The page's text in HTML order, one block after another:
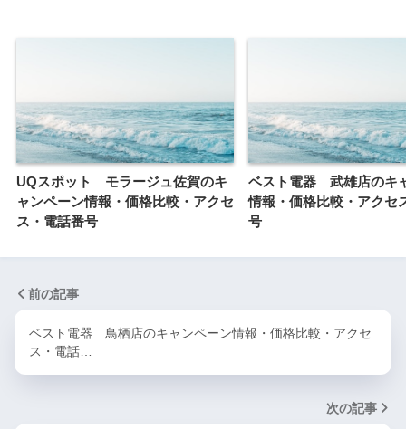
UQスポット モラージュ佐賀のキ
ャンペーン情報・価格比較・アクセ
ス・電話番号
ベスト電器 武雄店のキ
情報・価格比較・アクセ
号
前の記事
ベスト電器 鳥栖店のキャンペーン情報・価格比較・アクセ
ス・電話…
次の記事